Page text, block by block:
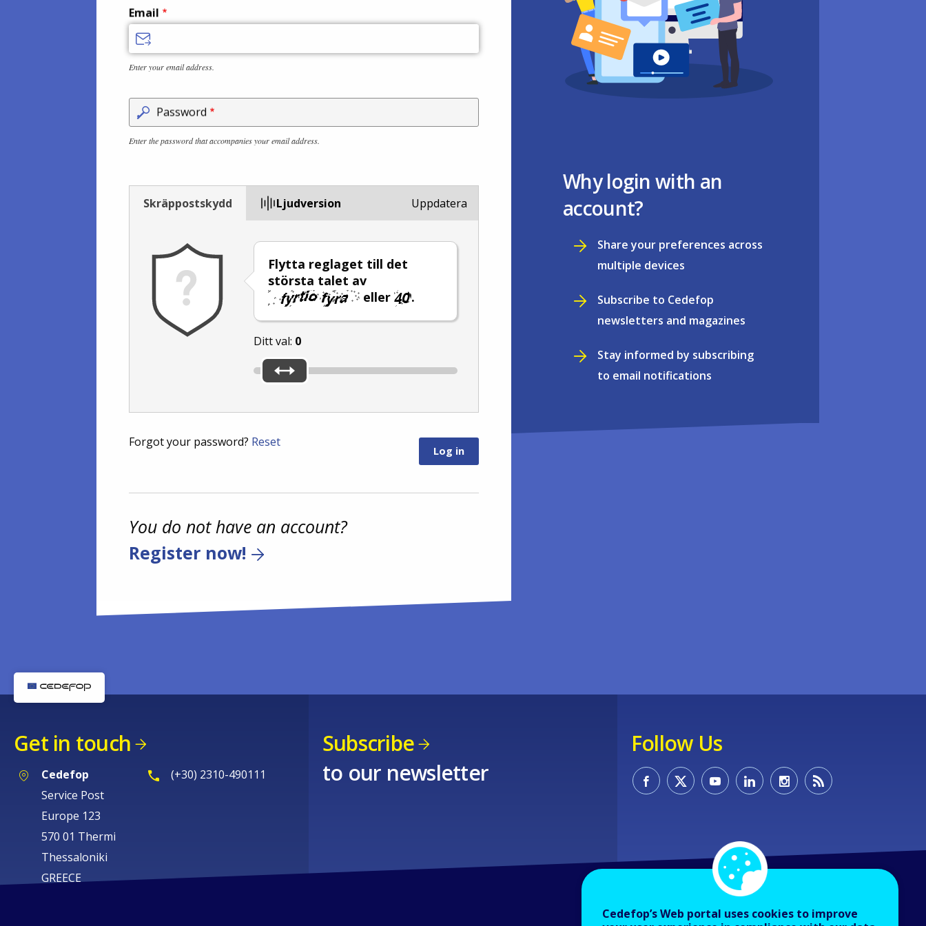
Email
Enter your email address.
Password
Enter the password that accompanies your email address.
Skräppostskydd Ljudversion
Flytta reglaget till det
största talet av
eller
.
Ditt val: 0
Uppdatera
Forgot your password? Reset
You do not have an account?
Register now!
Why login with an
account?
Share your preferences across
multiple devices
Subscribe to Cedefop
newsletters and magazines
Stay informed by subscribing
to email notifications
Get in touch
Cedefop
Service Post
Europe 123
570 01 Thermi
Thessaloniki
GREECE
(+30) 2310-490111
Subscribe
to our newsletter
Follow Us
Cedefop’s Web portal uses cookies to improve